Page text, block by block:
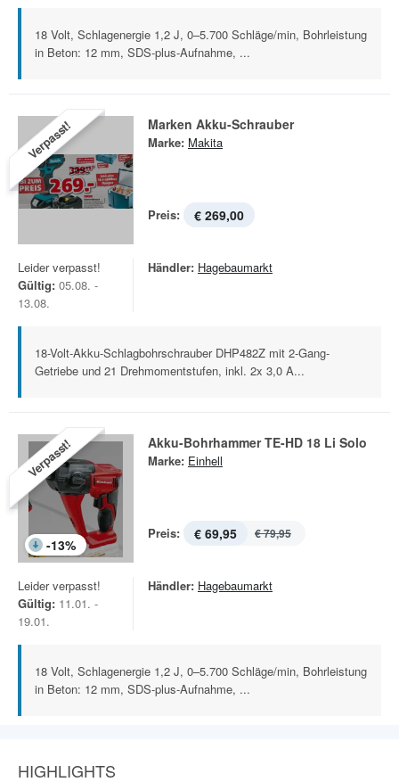
18 Volt, Schlagenergie 1,2 J, 0–5.700 Schläge/min, Bohrleistung
in Beton: 12 mm, SDS-plus-Aufnahme, ...
Verpasst! Marken Akku-Schrauber
Marke: Makita
Preis: € 269,00
Leider verpasst!
Gültig: 05.08. -
13.08.
Händler: Hagebaumarkt
18-Volt-Akku-Schlagbohrschrauber DHP482Z mit 2-Gang-
Getriebe und 21 Drehmomentstufen, inkl. 2x 3,0 A...
Verpasst!
-13%
Akku-Bohrhammer TE-HD 18 Li Solo
Marke: Einhell
Preis: € 69,95 € 79,95
Leider verpasst!
Gültig: 11.01. -
19.01.
Händler: Hagebaumarkt
18 Volt, Schlagenergie 1,2 J, 0–5.700 Schläge/min, Bohrleistung
in Beton: 12 mm, SDS-plus-Aufnahme, ...
HIGHLIGHTS